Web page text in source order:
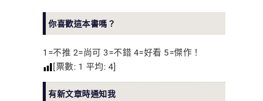
你喜歡這本書嗎？
1=不推 2=尚可 3=不錯 4=好看 5=傑作！
[票數: 1 平均: 4]
有新文章時通知我